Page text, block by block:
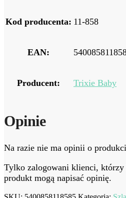
Kod producenta: 11-858
EAN:
Producent: Trixie Baby
Opinie
Na razie nie ma opinii o
Tylko zalogowani klienci,
produkt mogą napisać opinię.